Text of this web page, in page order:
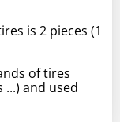
is 2 pieces (1
of tires
...) and used